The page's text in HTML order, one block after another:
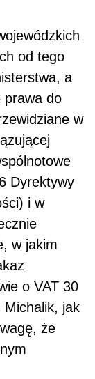
od tego
a
prawa do
w
Dyrektywy
i w
w jakim
o VAT 30
Michalik, jak
że